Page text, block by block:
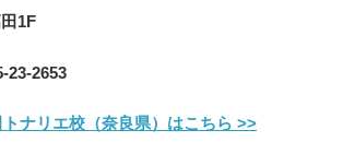
1F
23-2653
ナリエ校（奈良県）はこちら >>